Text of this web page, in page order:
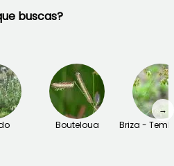
buscas?
Bouteloua Briza -
→